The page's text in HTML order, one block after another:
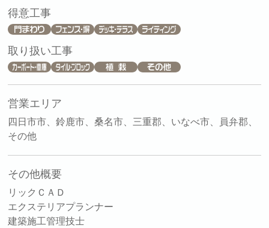
得意工事
取り扱い工事
営業エリア
四日市市、鈴鹿市、桑名市、三重郡、いなべ市、員弁郡、
その他
その他概要
リックＣＡＤ
エクステリアプランナー
建築施工管理技士